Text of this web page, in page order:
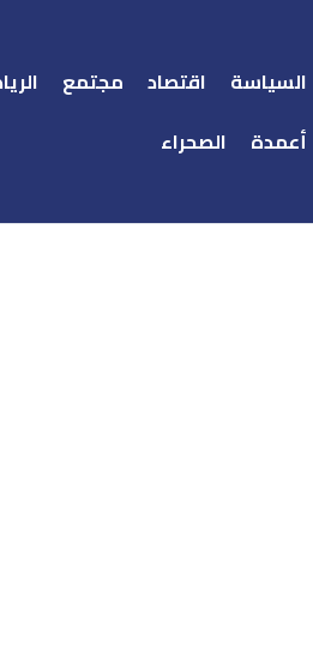
السياسة اقتصاد مجتمع
أعمدة
الصحراء